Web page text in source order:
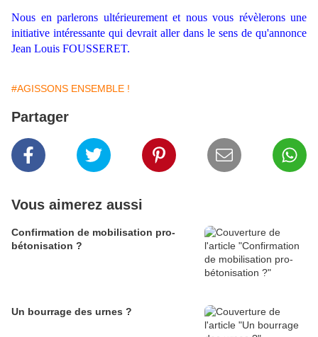
Nous en parlerons ultérieurement et nous vous révèlerons une
initiative intéressante qui devrait aller dans le sens de qu'annonce
Jean Louis FOUSSERET.
#AGISSONS ENSEMBLE !
Partager
Vous aimerez aussi
Confirmation de mobilisation pro-
bétonisation ?
Un bourrage des urnes ?